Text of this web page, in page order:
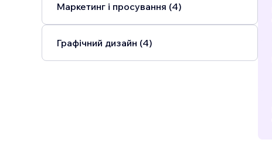
Маркетинг і просування (4)
Графічний дизайн (4)